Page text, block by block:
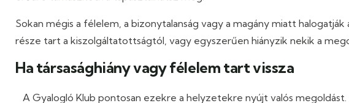
Sokan mégis a félelem, a bizonytalanság vagy a magány miatt
része tart a kiszolgáltatottságtól, vagy egyszerűen hiányzik nekik a
Ha társasághiány vagy félelem tart vissza
A Gyalogló Klub pontosan ezekre a helyzetekre nyújt valós